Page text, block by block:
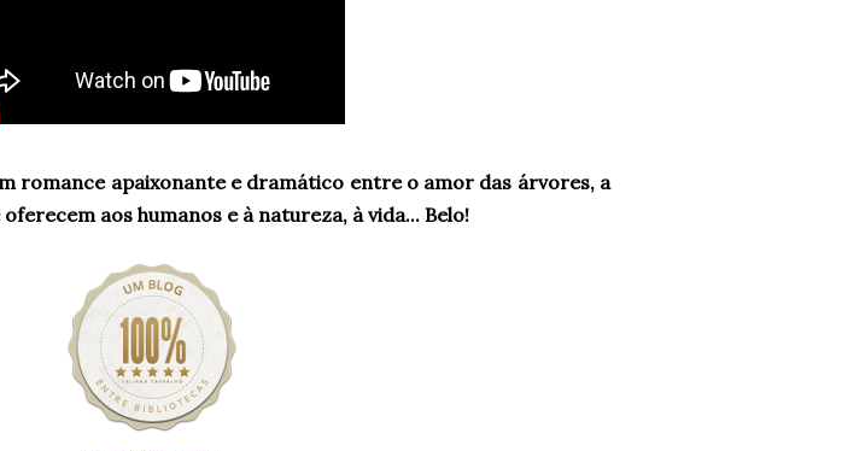
romance apaixonante e dramático entre o amor das árvores, a
aos humanos e à natureza, à vida... Belo!